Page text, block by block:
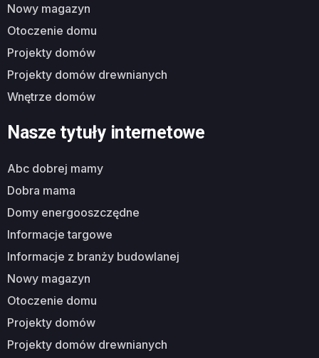
nowy magazyn
otoczenie domu
projekty domów
projekty domów drewnianych
wnętrze domów
Nasze tytuły internetowe
abc dobrej mamy
dobra mama
domy energooszczędne
informacje targowe
informacje z branży budowlanej
nowy magazyn
otoczenie domu
projekty domów
projekty domów drewnianych